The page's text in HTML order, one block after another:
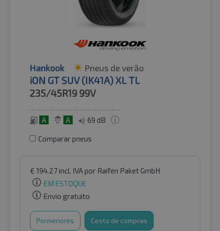
Hankook Pneus de verão
iON GT SUV (IK41A) XL TL
235/45R19 99V
A A 69 dB
Comparar pneus
€ 194.27incl. IVApor Raifen Paket GmbH
EM ESTOQUE
Envio gratuito
Pormenores Cesto de compras